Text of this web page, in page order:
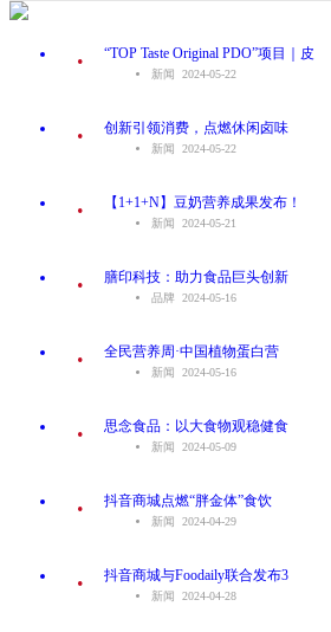
. “TOP Taste Original PDO”项目｜皮
新闻 2024-05-22
. 创新引领消费，点燃休闲卤味
新闻 2024-05-22
. 【1+1+N】豆奶营养成果发布！
新闻 2024-05-21
. 膳印科技：助力食品巨头创新
品牌 2024-05-16
. 全民营养周·中国植物蛋白营
新闻 2024-05-16
. 思念食品：以大食物观稳健食
新闻 2024-05-09
. 抖音商城点燃“胖金体”食饮
新闻 2024-04-29
. 抖音商城与Foodaily联合发布3
新闻 2024-04-28